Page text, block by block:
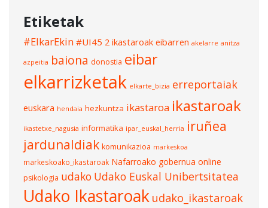
Etiketak
#ElkarEkin #UI45 2 ikastaroak eibarren akelarre anitza
azpeitia baiona donostia eibar
elkarrizketak elkarte_bizia erreportaiak
euskara hendaia hezkuntza ikastaroa ikastaroak
ikastetxe_nagusia informatika ipar_euskal_herria iruñea
jardunaldiak komunikazioa markeskoa
markeskoako_ikastaroak Nafarroako gobernua online
psikologia udako Udako Euskal Unibertsitatea
Udako Ikastaroak udako_ikastaroak